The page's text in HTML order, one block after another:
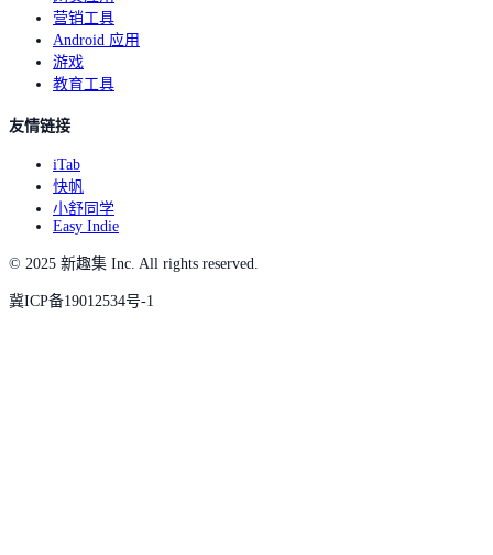
营销工具
Android 应用
游戏
教育工具
友情链接
iTab
快帆
小舒同学
Easy Indie
© 2025 新趣集 Inc. All rights reserved.
冀ICP备19012534号-1